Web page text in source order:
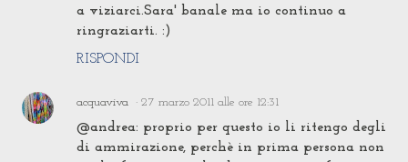
a viziarci.Sara' banale ma io continuo a
ringraziarti. :)
RISPONDI
acquaviva 27 marzo 2011 alle ore 12:31
@andrea: proprio per questo io li ritengo degli
di ammirazione, perchè in prima persona non